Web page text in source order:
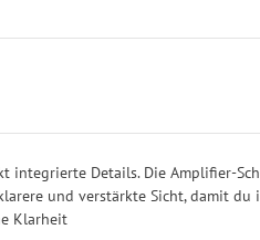
integrierte Details. Die Amplifier-
und verstärkte Sicht, damit du
Klarheit